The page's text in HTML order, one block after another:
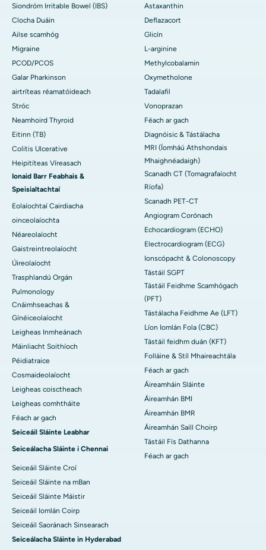
Siondróm Irritable Bowel (IBS)
Clocha Duáin
Ailse scamhóg
Migraine
PCOD/PCOS
Galar Pharkinson
airtríteas réamatóideach
Stróc
Neamhoird Thyroid
Eitinn (TB)
Colitis Ulcerative
Heipitíteas Víreasach
Ionaid Barr Feabhais &
Speisialtachtaí
Eolaíochtaí Cairdiacha
oinceolaíochta
Néareolaíocht
Gaistreintreolaíocht
Úireolaíocht
Trasphlandú Orgán
Pulmonology
Cnáimhseachas &
Gínéiceolaíocht
Leigheas Inmheánach
Máinliacht Soithíoch
Péidiatraice
Cosmaideolaíocht
Leigheas coisctheach
Leigheas comhtháite
Féach ar gach
Seiceáil Sláinte Leabhar
Seiceálacha Sláinte i Chennai
Seiceáil Sláinte Croí
Seiceáil Sláinte na mBan
Seiceáil Sláinte Máistir
Seiceáil Iomlán Coirp
Seiceáil Saoránach Sinsearach
Seiceálacha Sláinte in Hyderabad
Astaxanthin
Deflazacort
Glicín
L-arginine
Methylcobalamin
Oxymetholone
Tadalafil
Vonoprazan
Féach ar gach
Diagnóisic & Tástálacha
MRI (Íomháú Athshondais
Mhaighnéadaigh)
Scanadh CT (Tomagrafaíocht
Ríofa)
Scanadh PET-CT
Angiogram Corónach
Echocardiogram (ECHO)
Electrocardiogram (ECG)
Ionscópacht & Colonoscopy
Tástáil SGPT
Tástáil Feidhme Scamhógach
(PFT)
Tástálacha Feidhme Ae (LFT)
Líon Iomlán Fola (CBC)
Tástáil feidhm duán (KFT)
Folláine & Stíl Mhaireachtála
Féach ar gach
Áireamháin Sláinte
Áireamhán BMI
Áireamhán BMR
Áireamhán Saill Choirp
Tástáil Fís Dathanna
Féach ar gach